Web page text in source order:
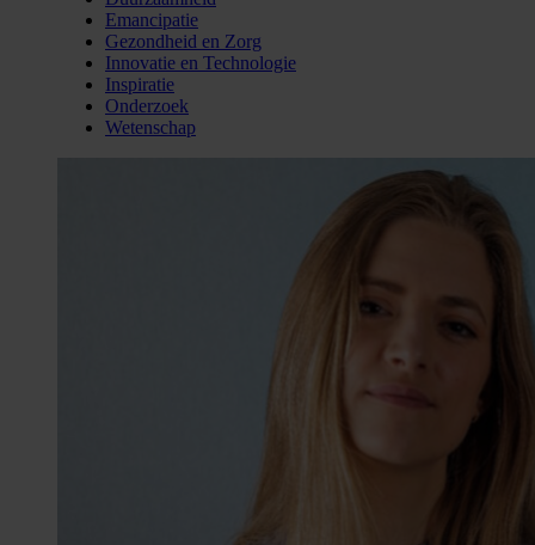
Emancipatie
Gezondheid en Zorg
Innovatie en Technologie
Inspiratie
Onderzoek
Wetenschap